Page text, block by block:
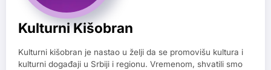
Kulturni Kišobran
Kulturni kišobran je nastao u želji da se promovišu kultura i
kulturni događaji u Srbiji i regionu. Vremenom, shvatili smo